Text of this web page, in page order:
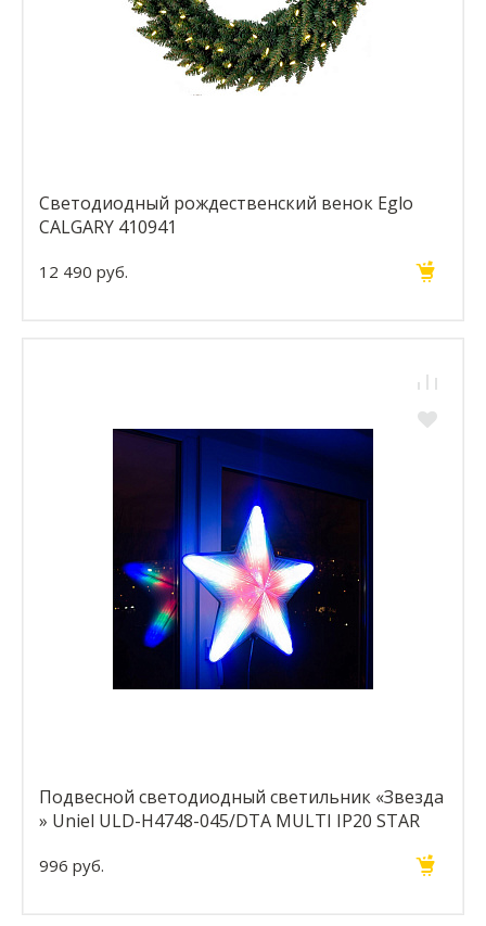
Светодиодный рождественский венок Eglo
CALGARY 410941
12 490 руб.
Подвесной светодиодный светильник «Звезда
» Uniel ULD-H4748-045/DTA MULTI IP20 STAR
996 руб.